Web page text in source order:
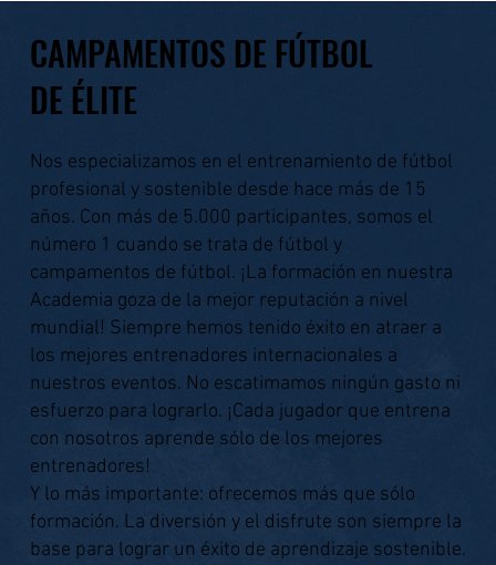
CAMPAMENTOS DE FÚTBOL
DE ÉLITE
Nos especializamos en el entrenamiento de fútbol
profesional y sostenible desde hace más de 15
años. Con más de 5.000 participantes, somos el
número 1 cuando se trata de fútbol y
campamentos de fútbol. ¡La formación en nuestra
Academia goza de la mejor reputación a nivel
mundial! Siempre hemos tenido éxito en atraer a
los mejores entrenadores internacionales a
nuestros eventos. No escatimamos ningún gasto ni
esfuerzo para lograrlo. ¡Cada jugador que entrena
con nosotros aprende sólo de los mejores
entrenadores!
Y lo más importante: ofrecemos más que sólo
formación. La diversión y el disfrute son siempre la
base para lograr un éxito de aprendizaje sostenible.